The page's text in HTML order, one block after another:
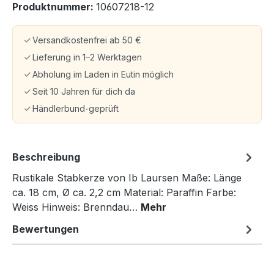
Produktnummer: 10607218-12
Versandkostenfrei ab 50 €
Lieferung in 1–2 Werktagen
Abholung im Laden in Eutin möglich
Seit 10 Jahren für dich da
Händlerbund-geprüft
Beschreibung
Rustikale Stabkerze von Ib Laursen Maße: Länge
ca. 18 cm, Ø ca. 2,2 cm Material: Paraffin Farbe:
Weiss Hinweis: Brenndau… Mehr
Bewertungen